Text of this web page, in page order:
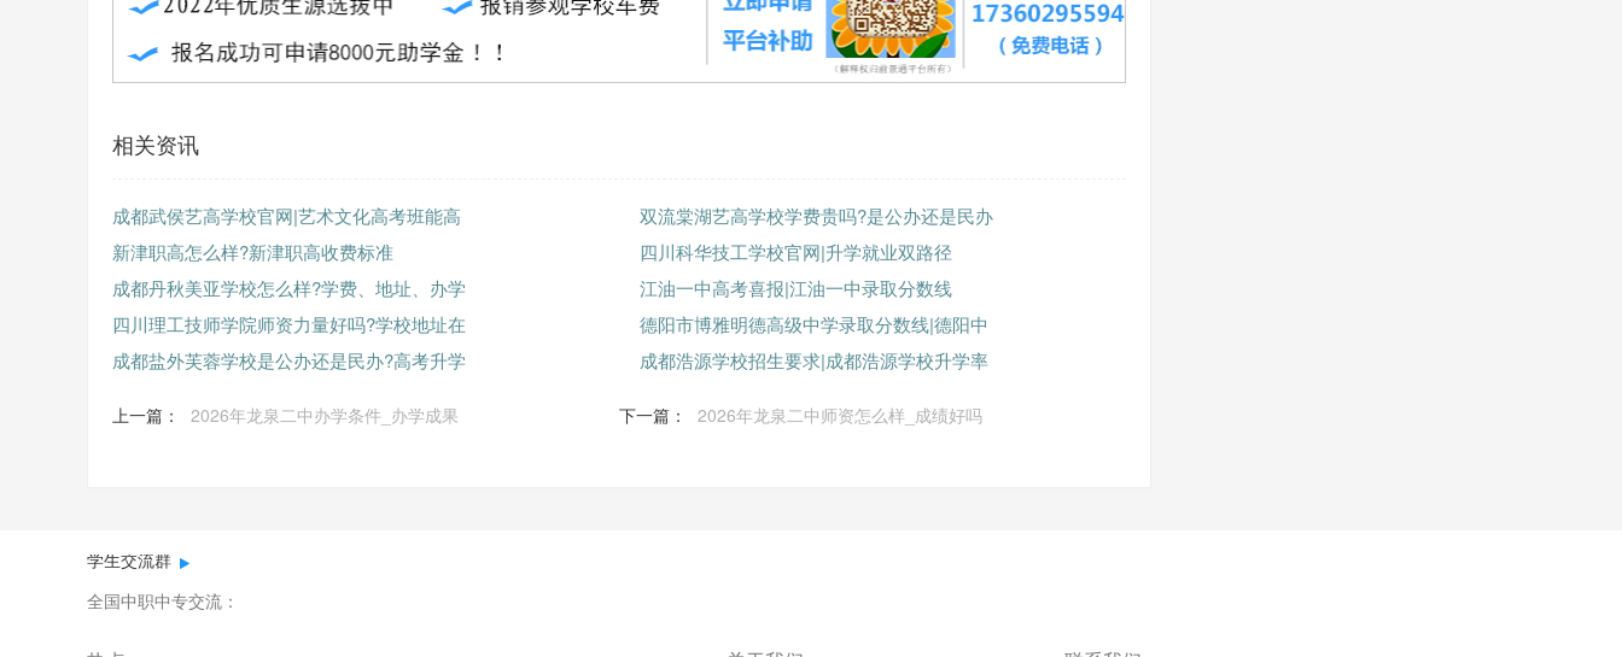
相关资讯
成都武侯艺高学校官网|艺术文化高考班能高
双流棠湖艺高学校学费贵吗?是公办还是民办
新津职高怎么样?新津职高收费标准
四川科华技工学校官网|升学就业双路径
成都丹秋美亚学校怎么样?学费、地址、办学
江油一中高考喜报|江油一中录取分数线
四川理工技师学院师资力量好吗?学校地址在
德阳市博雅明德高级中学录取分数线|德阳中
成都盐外芙蓉学校是公办还是民办?高考升学
成都浩源学校招生要求|成都浩源学校升学率
上一篇： 2026年龙泉二中办学条件_办学成果 下一篇： 2026年龙泉二中师资怎么样_成绩好吗
学生交流群
全国中职中专交流：